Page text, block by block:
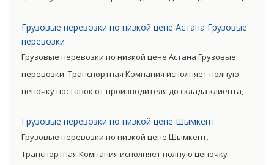
позволяют уменьшить транспортные затраты,
существенно снизив уровень итоговой цены товара.
Грузовые перевозки по низкой цене Астана Грузовые
перевозки
Грузовые перевозки по низкой цене Астана Грузовые
перевозки. Транспортная Компания исполняет полную
цепочку поставок от производителя до склада клиента,
позволяют уменьшить транспортные затраты,
существенно снизив уровень итоговой цены товара.
Грузовые перевозки по низкой цене Шымкент
Грузовые перевозки по низкой цене Шымкент.
Транспортная Компания исполняет полную цепочку